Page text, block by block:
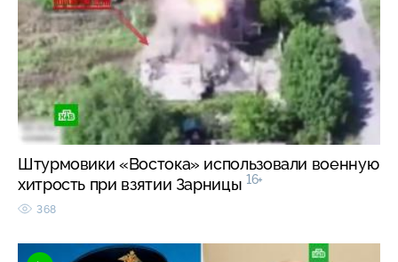
Штурмовики «Востока» использовали военную
хитрость при взятии Зарницы 16+
368